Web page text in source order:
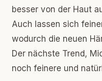
besser von der Haut
Auch lassen sich
wodurch die neuen
Der nächste Trend,
noch feinere und